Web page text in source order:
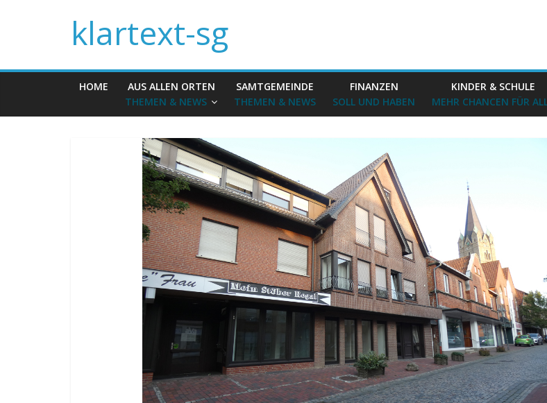
klartext-sg
HOME
AUS ALLEN ORTEN
THEMEN & NEWS
SAMTGEMEINDE
THEMEN & NEWS
FINANZEN
SOLL UND HABEN
KINDER & SCHULE
MEHR CHANCEN FÜR